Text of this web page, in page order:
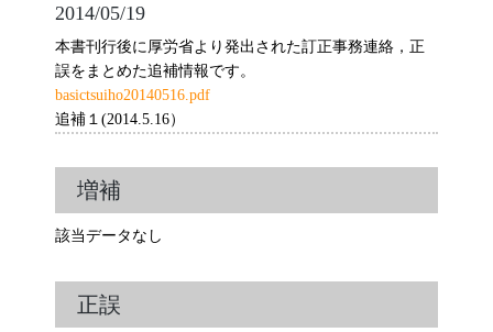
2014/05/19
本書刊行後に厚労省より発出された訂正事務連絡，正
誤をまとめた追補情報です。
basictsuiho20140516.pdf
追補１(2014.5.16）
増補
該当データなし
正誤